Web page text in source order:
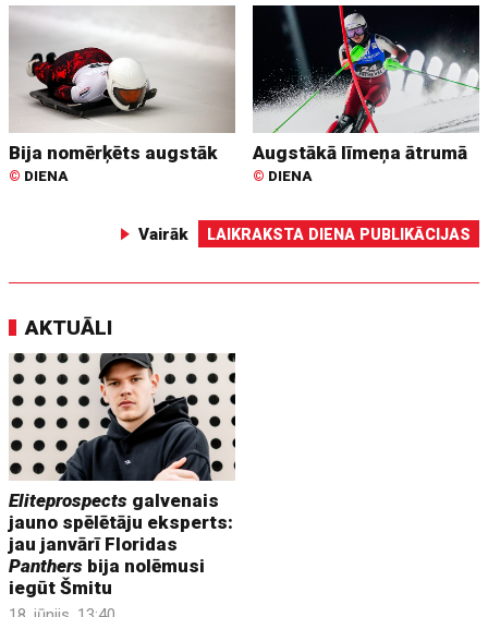
Bija nomērķēts augstāk
© DIENA
Augstākā līmeņa ātrumā
© DIENA
Vairāk LAIKRAKSTA DIENA PUBLIKĀCIJAS
AKTUĀLI
Eliteprospects galvenais
jauno spēlētāju eksperts:
jau janvārī Floridas
Panthers bija nolēmusi
iegūt Šmitu